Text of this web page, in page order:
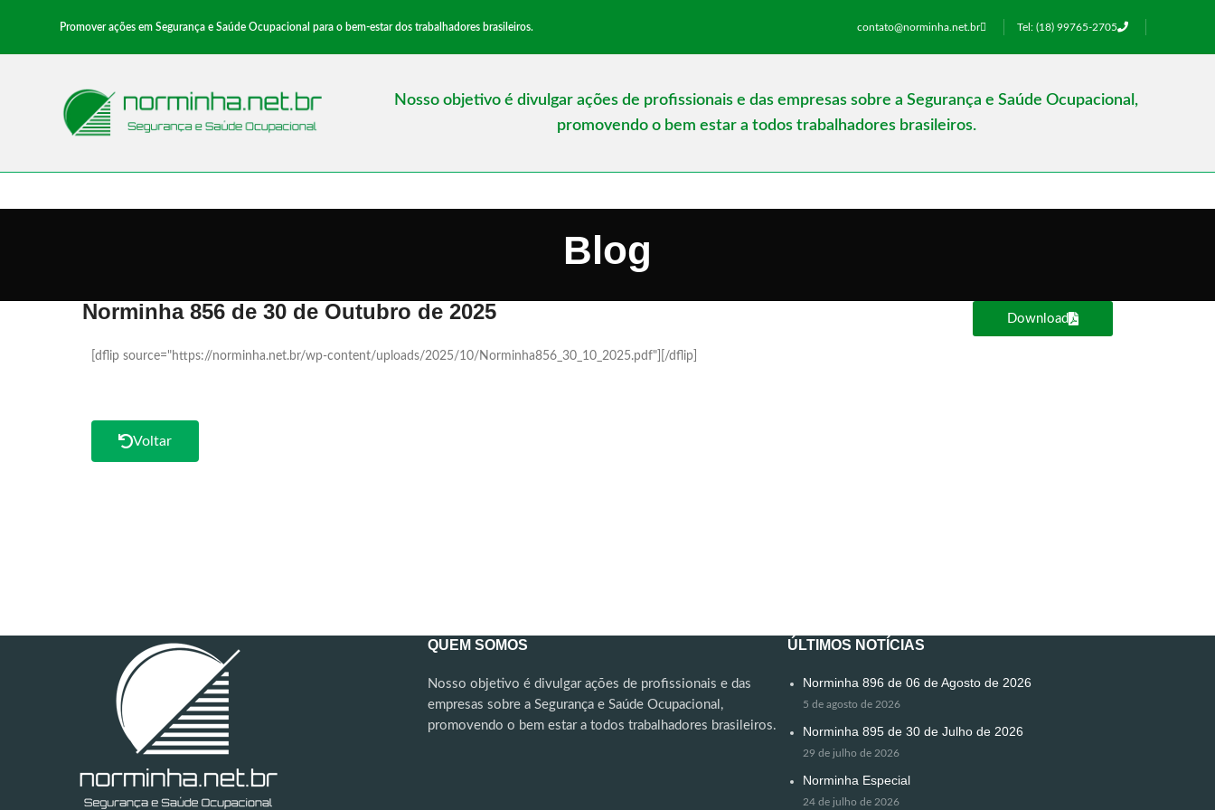
Promover ações em Segurança e Saúde Ocupacional para o bem-estar dos trabalhadores brasileiros. contato@norminha.net.br Tel: (18) 99765-2705
Nosso objetivo é divulgar ações de profissionais e das empresas sobre a Segurança e Saúde Ocupacional,
promovendo o bem estar a todos trabalhadores brasileiros.
Blog
Norminha 856 de 30 de Outubro de 2025 Download
[dflip source="https://norminha.net.br/wp-content/uploads/2025/10/Norminha856_30_10_2025.pdf"][/dflip]
Voltar
QUEM SOMOS
Nosso objetivo é divulgar ações de profissionais e das
empresas sobre a Segurança e Saúde Ocupacional,
promovendo o bem estar a todos trabalhadores brasileiros.
ÚLTIMOS NOTÍCIAS
Norminha 896 de 06 de Agosto de 2026
5 de agosto de 2026
Norminha 895 de 30 de Julho de 2026
29 de julho de 2026
Norminha Especial
24 de julho de 2026